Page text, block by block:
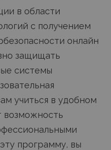
в области
с получением
онлайн
защищать
системы
учиться в удобном
возможность
программу, вы